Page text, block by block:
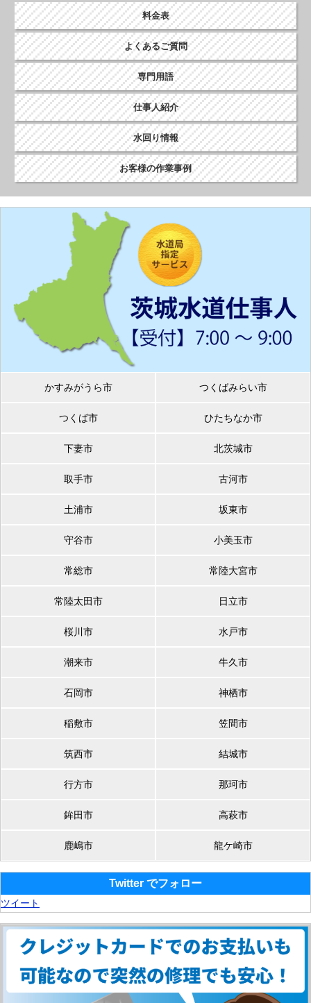
ン
料金表
よくあるご質問
専門用語
仕事人紹介
水回り情報
お客様の作業事例
かすみがうら市 つくばみらい市
つくば市 ひたちなか市
下妻市 北茨城市
取手市 古河市
土浦市 坂東市
守谷市 小美玉市
常総市 常陸大宮市
常陸太田市 日立市
桜川市 水戸市
潮来市 牛久市
石岡市 神栖市
稲敷市 笠間市
筑西市 結城市
行方市 那珂市
鉾田市 高萩市
鹿嶋市 龍ケ崎市
Twitter でフォロー
ツイート